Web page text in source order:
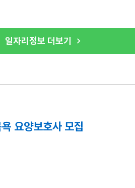
일자리정보 더보기
요양보호사 모집